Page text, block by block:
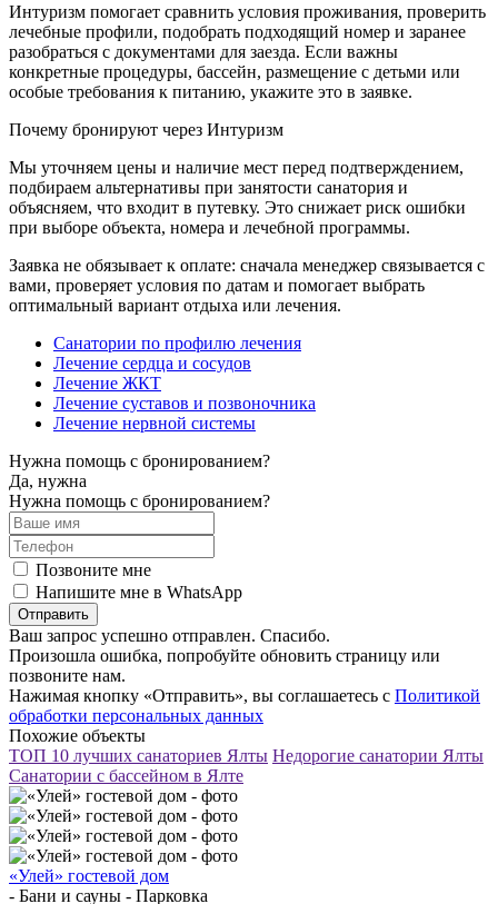
Интуризм помогает сравнить условия проживания, проверить
лечебные профили, подобрать подходящий номер и заранее
разобраться с документами для заезда. Если важны
конкретные процедуры, бассейн, размещение с детьми или
особые требования к питанию, укажите это в заявке.
Почему бронируют через Интуризм
Мы уточняем цены и наличие мест перед подтверждением,
подбираем альтернативы при занятости санатория и
объясняем, что входит в путевку. Это снижает риск ошибки
при выборе объекта, номера и лечебной программы.
Заявка не обязывает к оплате: сначала менеджер связывается с
вами, проверяет условия по датам и помогает выбрать
оптимальный вариант отдыха или лечения.
Санатории по профилю лечения
Лечение сердца и сосудов
Лечение ЖКТ
Лечение суставов и позвоночника
Лечение нервной системы
Нужна помощь с бронированием?
Да, нужна
Нужна помощь с бронированием?
Позвоните мне
Напишите мне в WhatsApp
Отправить
Ваш запрос успешно отправлен. Спасибо.
Произошла ошибка, попробуйте обновить страницу или
позвоните нам.
Нажимая кнопку «Отправить», вы соглашаетесь с Политикой
обработки персональных данных
Похожие объекты
ТОП 10 лучших санаториев Ялты Недорогие санатории Ялты
Санатории с бассейном в Ялте
«Улей» гостевой дом
- Бани и сауны - Парковка